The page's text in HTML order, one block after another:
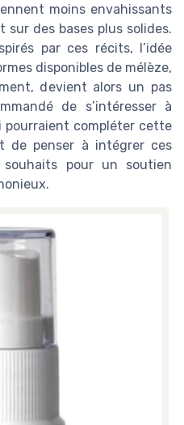
moins envahissants
sur des bases plus solides.
par ces récits, l’idée
disponibles de mélèze,
devient alors un pas
de s’intéresser à
pourraient compléter cette
de penser à intégrer ces
pour un soutien